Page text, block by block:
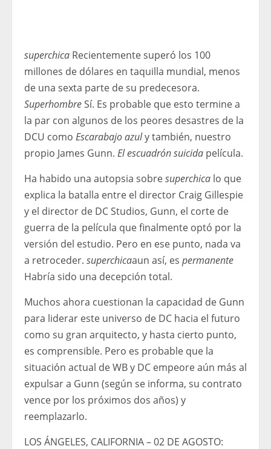
superchica Recientemente superó los 100
millones de dólares en taquilla mundial, menos
de una sexta parte de su predecesora.
SuperhombreSí. Es probable que esto termine a
la par con algunos de los peores desastres de la
DCU como Escarabajo azuly también, nuestro
propio James Gunn. El escuadrón suicida película.
Ha habido una autopsia sobresuperchica lo que
explica la batalla entre el director Craig Gillespie
y el director de DC Studios, Gunn, el corte de
guerra de la película que finalmente optó por la
versión del estudio. Pero en ese punto, nada va
a retroceder. superchicaaun así, es permanente
Habría sido una decepción total.
Muchos ahora cuestionan la capacidad de Gunn
para liderar este universo de DC hacia el futuro
como su gran arquitecto, y hasta cierto punto,
es comprensible. Pero es probable que la
situación actual de WB y DC empeore aún más al
expulsar a Gunn (según se informa, su contrato
vence por los próximos dos años) y
reemplazarlo.
LOS ÁNGELES, CALIFORNIA – 02 DE AGOSTO: